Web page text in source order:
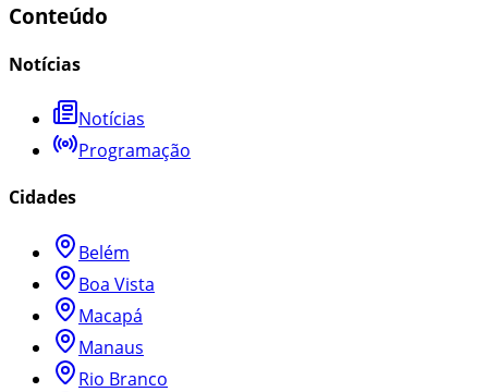
Conteúdo
Notícias
Notícias
Programação
Cidades
Belém
Boa Vista
Macapá
Manaus
Rio Branco